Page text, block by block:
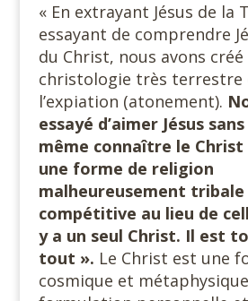
« En extrayant Jésus de la
essayant de comprendre
du Christ, nous avons créé
christologie très terrestre
l’expiation (atonement).
essayé d’aimer Jésus
même connaître le Christ
une forme de religion
malheureusement
compétitive au lieu de
y a un seul Christ. Il est
tout ». Le Christ est une
cosmique et